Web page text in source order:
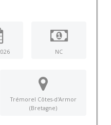
NC
Trémorel Côtes-d'Armor
(Bretagne)